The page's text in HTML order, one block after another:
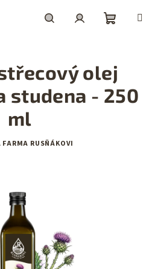
košík
olej
studena - 250
ml
RUSŇÁKOVI